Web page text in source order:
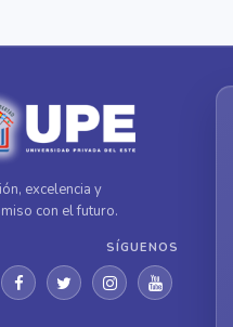
excelencia y
con el futuro.
SÍGUENOS